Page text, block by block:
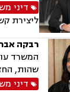
דיני
ליצירת
רבקה
המשרד
שהות,
דיני